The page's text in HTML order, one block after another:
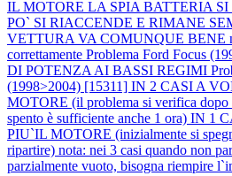
IL MOTORE LA SPIA BATTERIA
PO` SI RIACCENDE E RIMANE
VETTURA VA COMUNQUE BENE
correttamente Problema Ford Focus
DI POTENZA AI BASSI REGIMI
(1998>2004) [15311] IN 2 CASI A
MOTORE (il problema si verifica dopo
spento è sufficiente anche 1 ora) IN 1
PIU`IL MOTORE (inizialmente si
ripartire) nota: nei 3 casi quando non
parzialmente vuoto, bisogna riempire